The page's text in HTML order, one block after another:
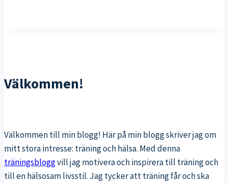
Välkommen!
Välkommen till min blogg! Här på min blogg skriver jag om
mitt stora intresse: träning och hälsa. Med denna
träningsbloggvill jag motivera och inspirera till träning och
till en hälsosam livsstil. Jag tycker att träning får och ska